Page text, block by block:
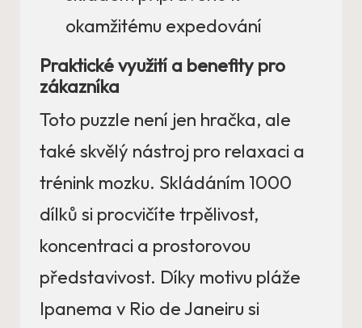
okamžitému expedování
Praktické využití a benefity pro
zákazníka
Toto puzzle není jen hračka, ale
také skvělý nástroj pro relaxaci a
trénink mozku. Skládáním 1000
dílků si procvičíte trpělivost,
koncentraci a prostorovou
představivost. Díky motivu pláže
Ipanema v Rio de Janeiru si